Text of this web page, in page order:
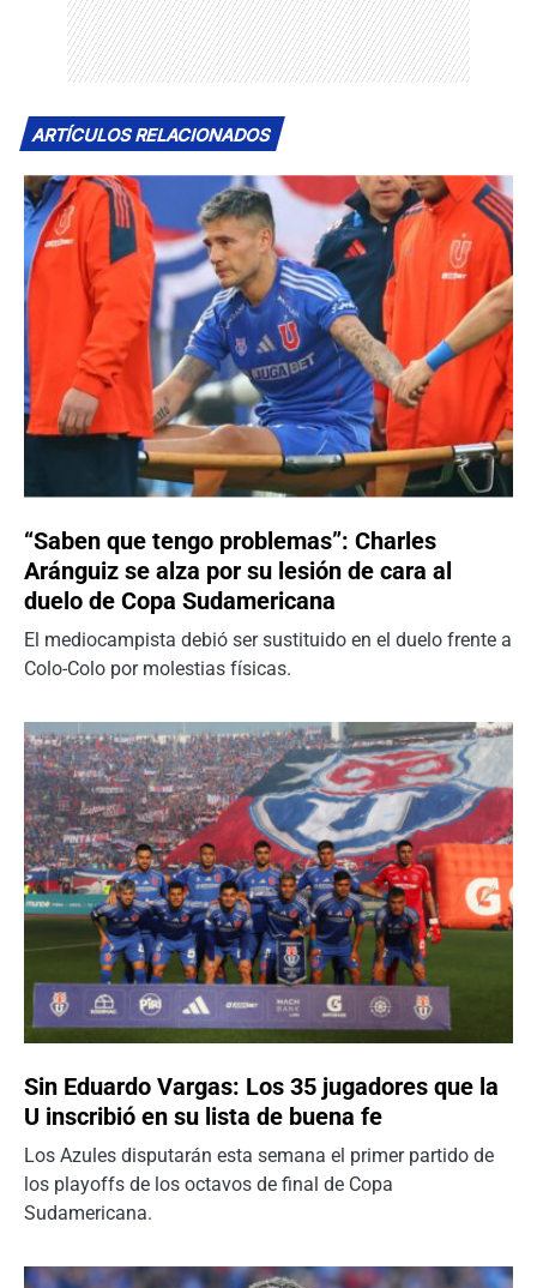
ARTÍCULOS RELACIONADOS
“Saben que tengo problemas”: Charles
Aránguiz se alza por su lesión de cara al
duelo de Copa Sudamericana
El mediocampista debió ser sustituido en el duelo frente a
Colo-Colo por molestias físicas.
Sin Eduardo Vargas: Los 35 jugadores que la
U inscribió en su lista de buena fe
Los Azules disputarán esta semana el primer partido de
los playoffs de los octavos de final de Copa
Sudamericana.